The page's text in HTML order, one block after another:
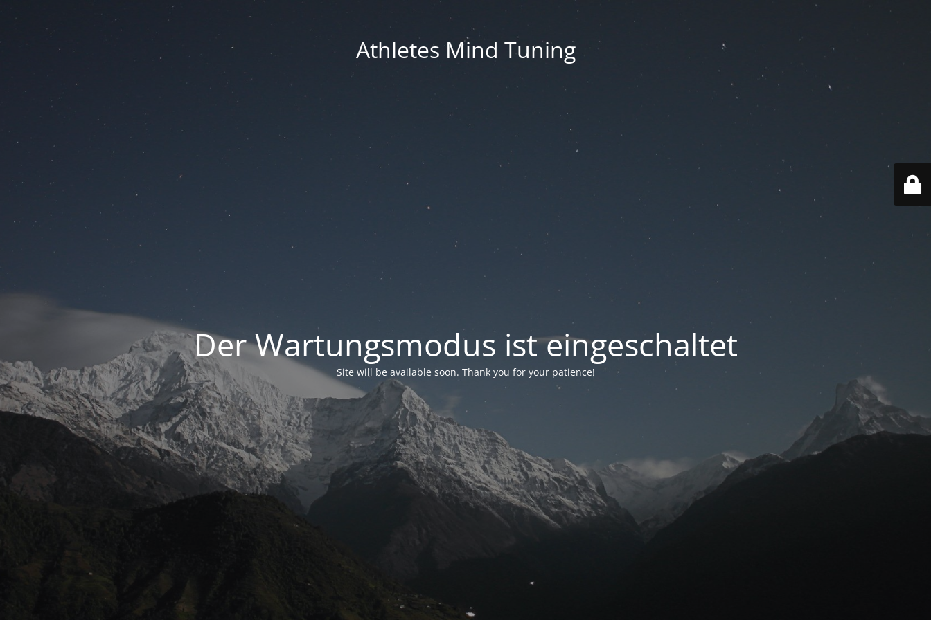
Athletes Mind Tuning
Der Wartungsmodus ist eingeschaltet
Site will be available soon. Thank you for your patience!